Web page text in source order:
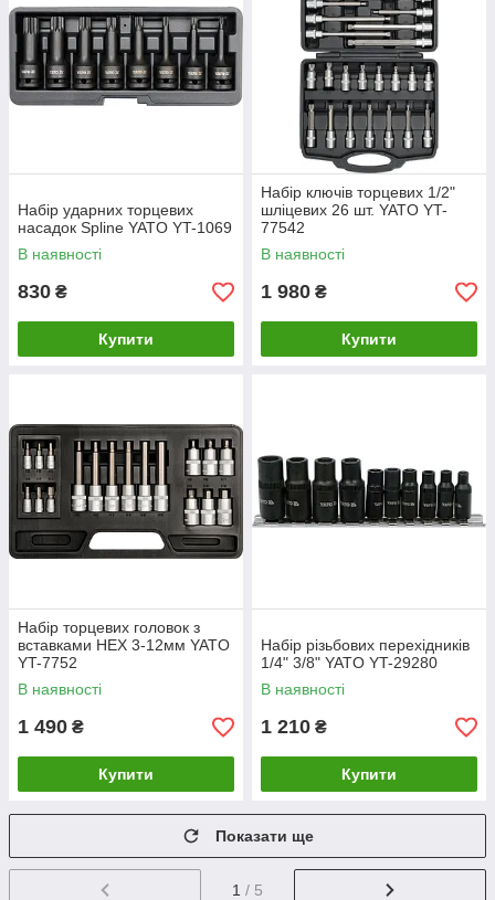
Набір ударних торцевих
насадок Spline YATO YT-1069
В наявності
830 ₴
Купити
Набір ключів торцевих 1/2"
шліцевих 26 шт. YATO YT-
77542
В наявності
1 980 ₴
Купити
Набір торцевих головок з
вставками HEX 3-12мм YATO
YT-7752
В наявності
1 490 ₴
Купити
Набір різьбових перехідників
1/4" 3/8" YATO YT-29280
В наявності
1 210 ₴
Купити
Показати ще
1 / 5